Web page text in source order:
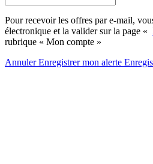
Pour recevoir les offres par e-mail,
électronique et la valider sur la page «
rubrique « Mon compte »
AnnulerEnregistrer mon alerte